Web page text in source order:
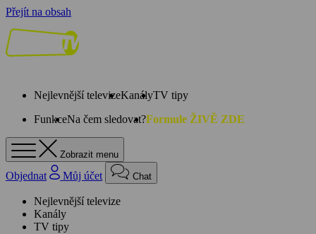
Přejít na obsah
Nejlevnější televizeKanályTV tipy
FunkceNa čem sledovat?Formule ŽIVĚ ZDE
Zobrazit menu
Objednat Můj účet Chat
Nejlevnější televize
Kanály
TV tipy